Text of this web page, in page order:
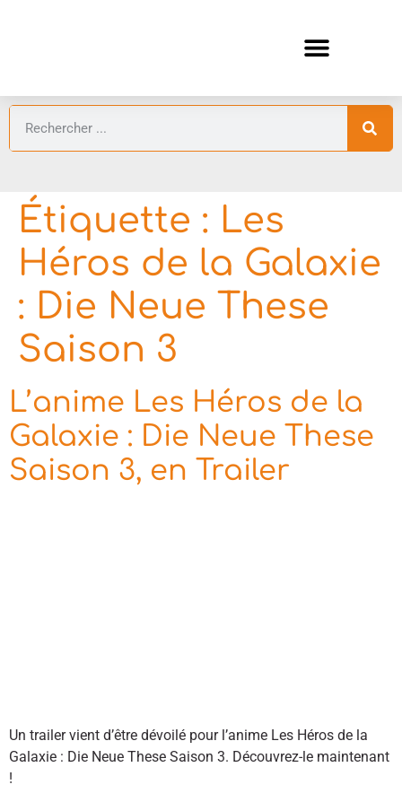
Étiquette : Les
Héros de la Galaxie
: Die Neue These
Saison 3
L’anime Les Héros de la
Galaxie : Die Neue These
Saison 3, en Trailer
Un trailer vient d’être dévoilé pour l’anime Les Héros de la
Galaxie : Die Neue These Saison 3. Découvrez-le maintenant
!